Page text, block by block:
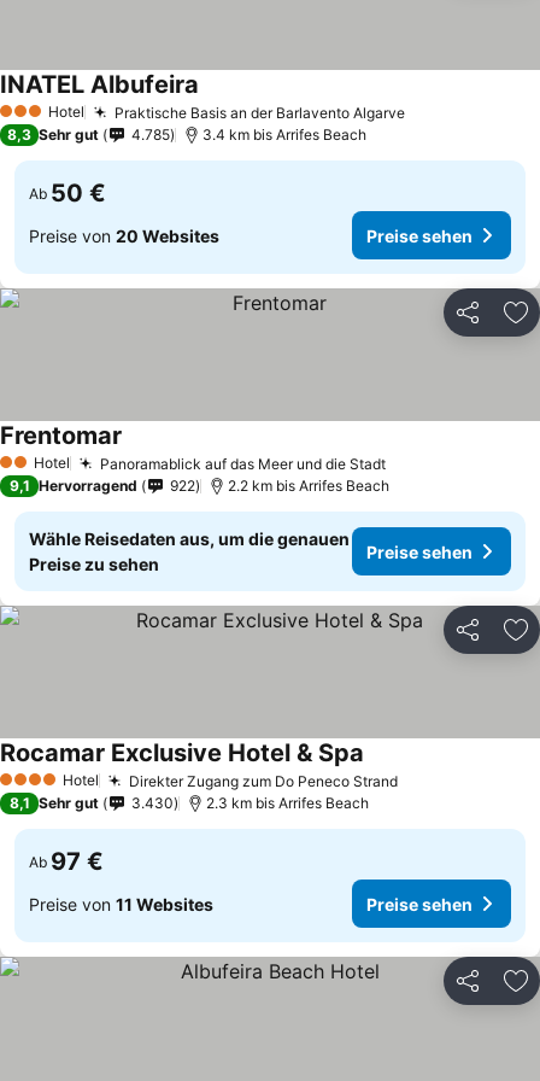
3 SterneHotel Praktische Basis an der Barlavento Algarve
INATEL Albufeira
8,3 Sehr gut 4.785 3.4 km bis Arrifes Beach
Ab 50 €
Preise von 20 Websites Preise sehen
Teilen
2 Sterne
Hotel Panoramablick auf das Meer und die Stadt
Frentomar
9,1 Hervorragend 922 2.2 km bis Arrifes Beach
Wähle Reisedaten aus, um die genauen
Preise zu sehen
Preise sehen
Teilen
4 Sterne Hotel Direkter Zugang zum Do Peneco Strand
Rocamar Exclusive Hotel & Spa
8,1 Sehr gut 3.430 2.3 km bis Arrifes Beach
Ab 97 €
Preise von 11 Websites Preise sehen
Teilen